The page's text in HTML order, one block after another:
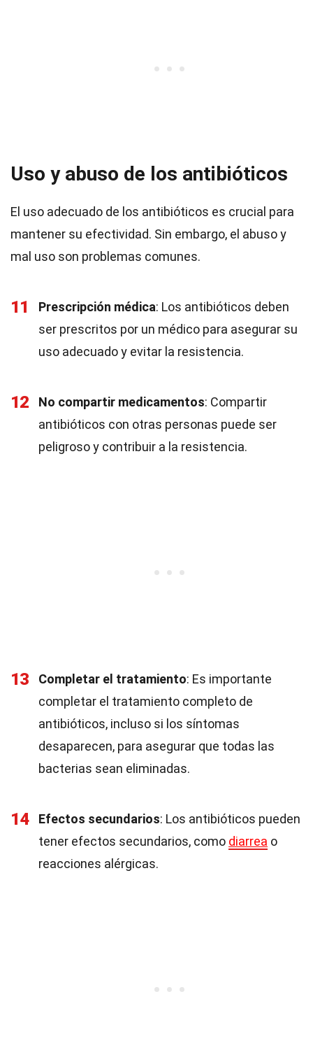
Uso y abuso de los antibióticos
El uso adecuado de los antibióticos es crucial para
mantener su efectividad. Sin embargo, el abuso y
mal uso son problemas comunes.
11 Prescripción médica: Los antibióticos deben
ser prescritos por un médico para asegurar su
uso adecuado y evitar la resistencia.
12 No compartir medicamentos: Compartir
antibióticos con otras personas puede ser
peligroso y contribuir a la resistencia.
13 Completar el tratamiento: Es importante
completar el tratamiento completo de
antibióticos, incluso si los síntomas
desaparecen, para asegurar que todas las
bacterias sean eliminadas.
14 Efectos secundarios: Los antibióticos pueden
tener efectos secundarios, como diarrea o
reacciones alérgicas.